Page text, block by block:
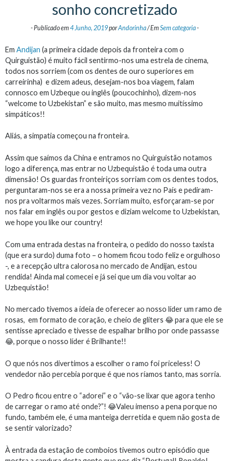
sonho concretizado
-Publicado em4 Junho, 2019porAndorinha/EmSem categoria-
Em Andijan (a primeira cidade depois da fronteira com o
Quirguistão) é muito fácil sentirmo-nos uma estrela de cinema,
todos nos sorriem (com os dentes de ouro superiores em
carreirinha) e dizem adeus, desejam-nos boa viagem, falam
connosco em Uzbeque ou inglês (poucochinho), dizem-nos
“welcome to Uzbekistan” e são muito, mas mesmo muitíssimo
simpáticos!!
Aliás, a simpatia começou na fronteira.
Assim que saímos da China e entramos no Quirguistão notamos
logo a diferença, mas entrar no Uzbequistão é toda uma outra
dimensão! Os guardas fronteiriços sorriam com os dentes todos,
perguntaram-nos se era a nossa primeira vez no País e pediram-
nos pra voltarmos mais vezes. Sorriam muito, esforçaram-se por
nos falar em inglês ou por gestos e diziam welcome to Uzbekistan,
we hope you like our country!
Com uma entrada destas na fronteira, o pedido do nosso taxista
(que era surdo) duma foto – o homem ficou todo feliz e orgulhoso
-, e a recepção ultra calorosa no mercado de Andijan, estou
rendida! Ainda mal comecei e já sei que um dia vou voltar ao
Uzbequistão!
No mercado tivemos a ideia de oferecer ao nosso líder um ramo de
rosas, em formato de coração, e cheio de gliters 😂para que ele se
sentisse apreciado e tivesse de espalhar brilho por onde passasse
😂, porque o nosso líder é Brilhante!!
O que nós nos divertimos a escolher o ramo foi priceless! O
vendedor não percebia porque é que nos ríamos tanto, mas sorria.
O Pedro ficou entre o “adorei” e o “vão-se lixar que agora tenho
de carregar o ramo até onde?”! 😂Valeu imenso a pena porque no
fundo, também ele, é uma manteiga derretida e quem não gosta de
se sentir valorizado?
À entrada da estação de comboios tivemos outro episódio que